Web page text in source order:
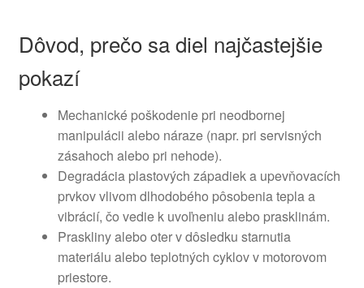
Dôvod, prečo sa diel najčastejšie
pokazí
Mechanické poškodenie pri neodbornej
manipulácii alebo náraze (napr. pri servisných
zásahoch alebo pri nehode).
Degradácia plastových západiek a upevňovacích
prvkov vlivom dlhodobého pôsobenia tepla a
vibrácií, čo vedie k uvoľneniu alebo prasklinám.
Praskliny alebo oter v dôsledku starnutia
materiálu alebo teplotných cyklov v motorovom
priestore.